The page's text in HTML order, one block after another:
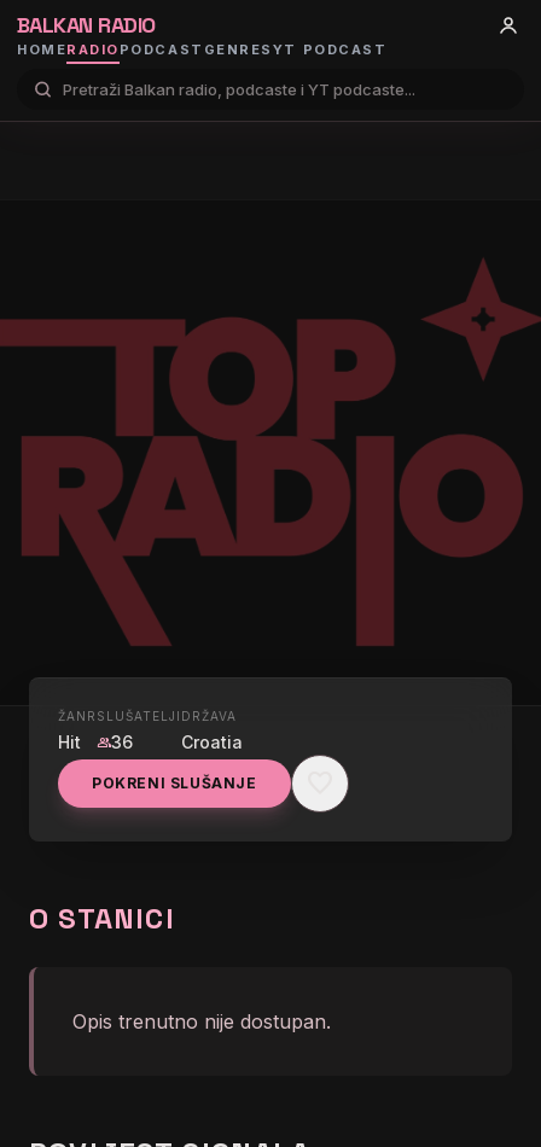
BALKAN RADIO
HOMERADIO PODCAST GENRES YT PODCAST
UŽIVO
TOP RADIO GOLD
ŽANR
Hit
SLUŠATELJI
group36
DRŽAVA
Croatia
POKRENI SLUŠANJE
O STANICI
Opis trenutno nije dostupan.